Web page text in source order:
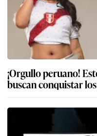
¡Orgullo peruano!
buscan conquistar